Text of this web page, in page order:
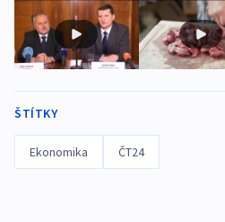
ŠTÍTKY
Ekonomika ČT24